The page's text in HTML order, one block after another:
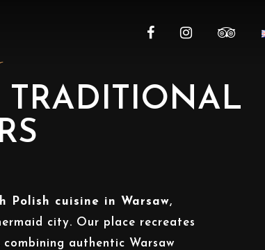
TRADITIONAL
Polish cuisine in Warsaw,
city. Our place recreates
authentic Warsaw